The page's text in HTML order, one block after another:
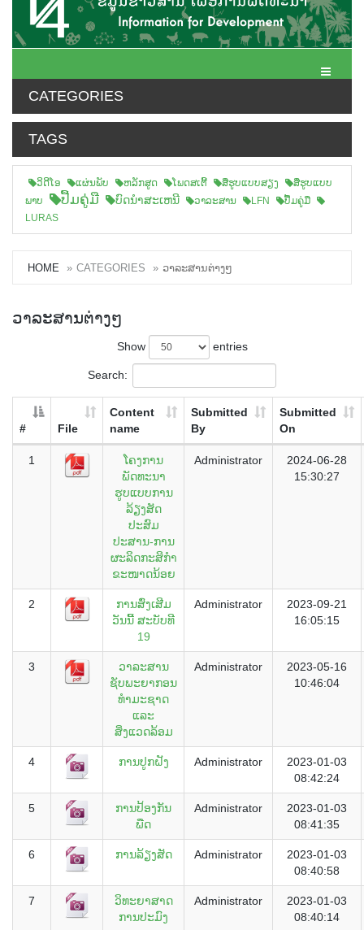
Toggle
CATEGORIES
TAGS
ວິດີໂອ ແຜ່ນພັບ ຫລັກສູດ ໂພດສເຕີ້ ສືຮູບແບບສຽງ
ສື່ຮູບແບບ
ພາບ
ປື້ມຄູ່ມື ບົດນຳສະເຫນີ ວາລະສານ LFN
ປື້ມຄູ່ມື
LURAS
HOME CATEGORIES ວາລະສານຕ່າງໆ
ວາລະສານຕ່າງໆ
Show entries
Search:
# File
Content
name
Submitted
By
Submitted
On
1
ໂຄງການ
ພັດທະນາ
ຮູບແບບການ
ລ້ຽງສັດ
ປະສົມ
ປະສານ-ການ
ຜະລິດກະສິກໍາ
ຂະໜາດນ້ອຍ
Administrator
2024-06-28
15:30:27
2
ການສົ່ງເສີມ
ວັນນີ້ ສະບັບທີ
19
Administrator
2023-09-21
16:05:15
3
ວາລະສານ
ຊັບພະຍາກອນ
ທຳມະຊາດ
ແລະ
ສິ່ງແວດລ້ອມ
Administrator
2023-05-16
10:46:04
4 ການປູກຝັງ Administrator
2023-01-03
08:42:24
5
ການປ້ອງກັນ
ພືດ
Administrator
2023-01-03
08:41:35
6 ການລ້ຽງສັດ Administrator
2023-01-03
08:40:58
7
ວິທະຍາສາດ
ການປະມົງ
Administrator
2023-01-03
08:40:14